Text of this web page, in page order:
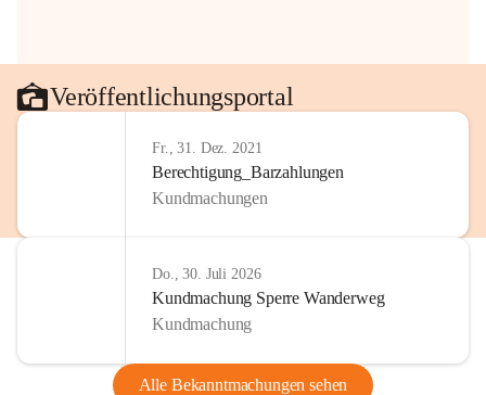
Veröffentlichungsportal
Fr., 31. Dez. 2021
Berechtigung_Barzahlungen
Kundmachungen
Do., 30. Juli 2026
Kundmachung Sperre Wanderweg
Kundmachung
Alle Bekanntmachungen sehen